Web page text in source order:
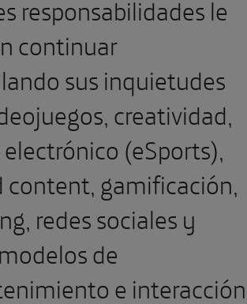
responsabilidades le
continuar
sus inquietudes
creatividad,
(eSports),
content, gamificación,
redes sociales y
de
e interacción